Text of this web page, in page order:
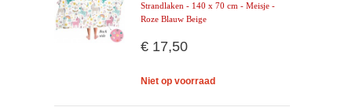
Strandlaken - 140 x 70 cm - Meisje -
Roze Blauw Beige
€ 17,50
Niet op voorraad